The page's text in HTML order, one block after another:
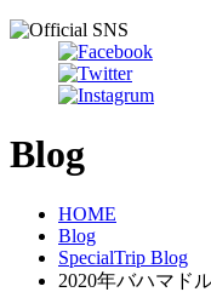
Blog
HOME
Blog
SpecialTrip Blog
2020年バハマド